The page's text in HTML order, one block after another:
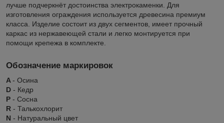
лучше подчеркнёт достоинства электрокаменки. Для
изготовления ограждения используется древесина премиум
класса. Изделие состоит из двух сегментов, имеет прочный
каркас из нержавеющей стали и легко монтируется при
помощи крепежа в комплекте.
Обозначение маркировок
A- Осина
D - Кедр
P - Сосна
R - Талькохлорит
N - Натуральный цвет